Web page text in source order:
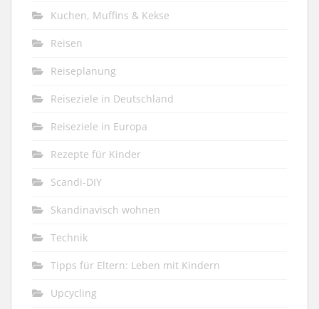
Kuchen, Muffins & Kekse
Reisen
Reiseplanung
Reiseziele in Deutschland
Reiseziele in Europa
Rezepte für Kinder
Scandi-DIY
Skandinavisch wohnen
Technik
Tipps für Eltern: Leben mit Kindern
Upcycling